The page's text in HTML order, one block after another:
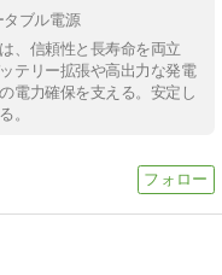
タブル電源
、信頼性と長寿命を両立
テリー拡張や高出力な発電
電力確保を支える。安定し
。